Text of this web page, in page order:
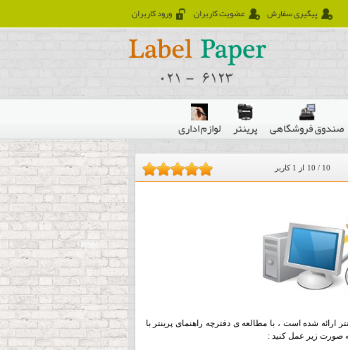
ورود کاربران عضویت کاربران پیگیری سفارش
صندوق فروشگاهی پرینتر
لوازم اداری
10 / 10 از 1 کاربر
ارائه شده است ، با مطالعه ی دفترچه راهنمای پرینتر با
صورت زیر عمل کنید :